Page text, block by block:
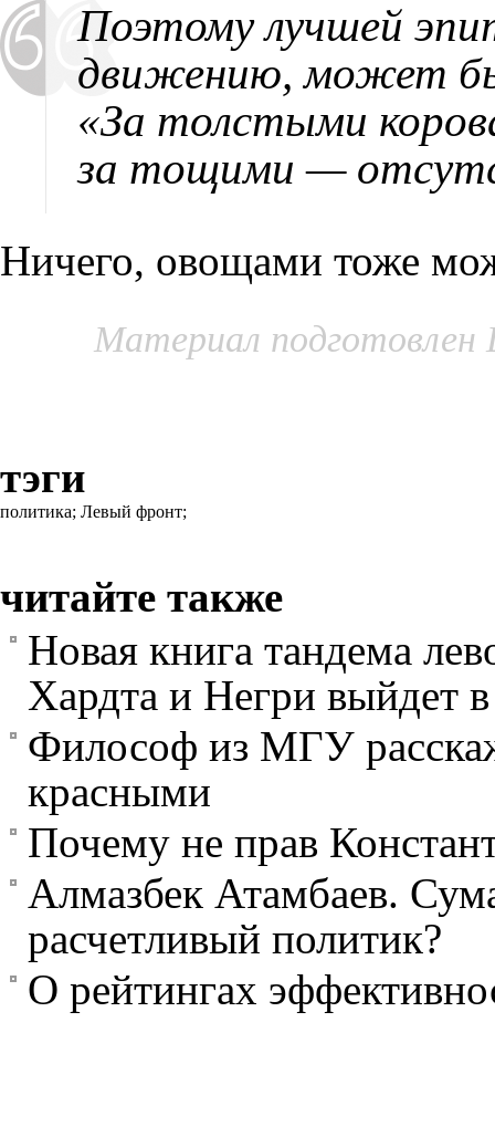
Поэтому лучшей
движению, может
«За толстыми
за тощими —
Ничего, овощами тоже
Материал подготовлен
тэги
политика; Левый фронт;
читайте также
Новая книга тандема
Хардта и Негри выйдет в
Философ из МГУ
красными
Почему не прав
Алмазбек Атамбаев.
расчетливый политик?
О рейтингах